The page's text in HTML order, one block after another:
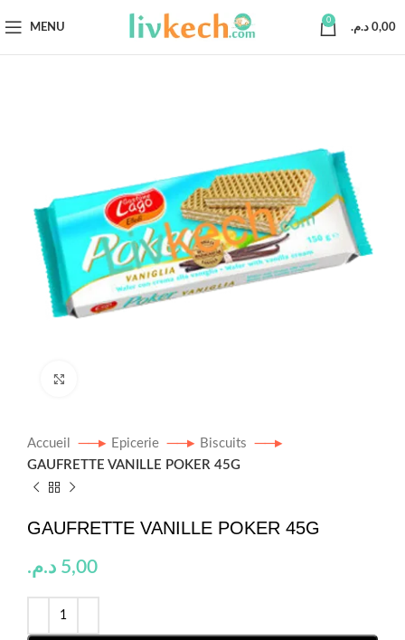
MENU
0
0,00 د.م.
Accueil Epicerie
Biscuits
GAUFRETTE VANILLE POKER 45G
GAUFRETTE VANILLE POKER 45G
5,00 د.م.